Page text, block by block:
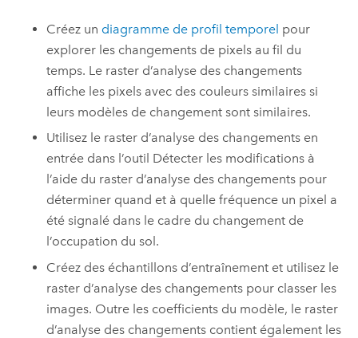
Créez un diagramme de profil temporel pour
explorer les changements de pixels au fil du
temps. Le raster d’analyse des changements
affiche les pixels avec des couleurs similaires si
leurs modèles de changement sont similaires.
Utilisez le raster d’analyse des changements en
entrée dans l’outil Détecter les modifications à
l’aide du raster d’analyse des changements pour
déterminer quand et à quelle fréquence un pixel a
été signalé dans le cadre du changement de
l’occupation du sol.
Créez des échantillons d’entraînement et utilisez le
raster d’analyse des changements pour classer les
images. Outre les coefficients du modèle, le raster
d’analyse des changements contient également les